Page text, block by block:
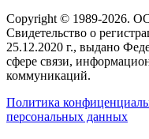
Copyright © 1989-2026.
Свидетельство о
25.12.2020 г., выдано
сфере связи,
коммуникаций.
Политика
персональных данных